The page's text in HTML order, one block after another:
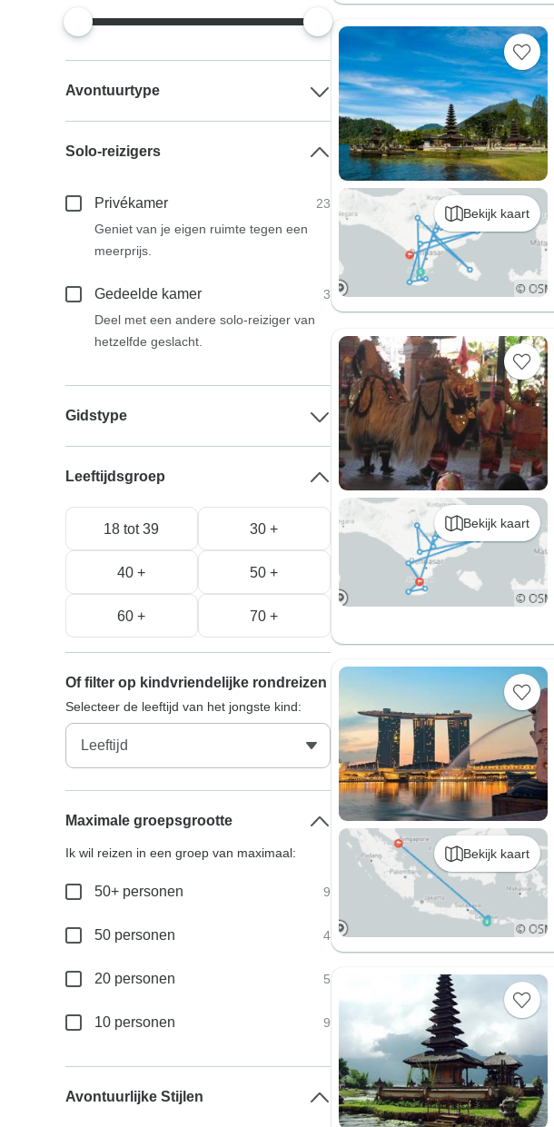
Bekijk kaart
Bekijk kaart
Bekijk kaart
Avontuurtype
Solo-reizigers
Privékamer
23
Geniet van je eigen ruimte tegen een
meerprijs.
Gedeelde kamer
3
Deel met een andere solo-reiziger van
hetzelfde geslacht.
Gidstype
Leeftijdsgroep
18 tot 39 30 +
40 + 50 +
60 + 70 +
Of filter op kindvriendelijke rondreizen
Selecteer de leeftijd van het jongste kind:
Maximale groepsgrootte
Ik wil reizen in een groep van maximaal:
50+ personen 9
50 personen 4
20 personen 5
10 personen 9
Avontuurlijke Stijlen